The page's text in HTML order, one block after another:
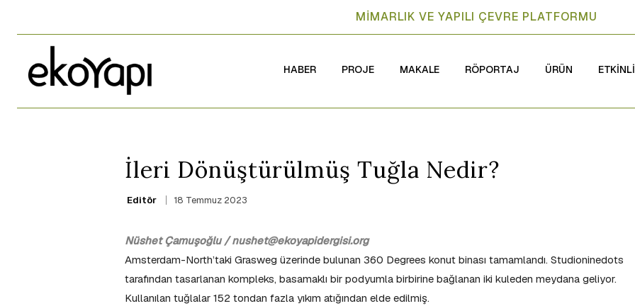
MİMARLIK VE YAPILI ÇEVRE PLATFORMU
HABER PROJE MAKALE RÖPORTAJ ÜRÜN
İleri Dönüştürülmüş Tuğla Nedir?
Editör 18 Temmuz 2023
Nüshet Çamuşoğlu / nushet@ekoyapidergisi.org
Amsterdam-North’taki Grasweg üzerinde bulunan 360 Degrees konut binası tamamlandı. Studioninedots
tarafından tasarlanan kompleks, basamaklı bir podyumla birbirine bağlanan iki kuleden meydana geliyor.
Kullanılan tuğlalar 152 tondan fazla yıkım atığından elde edilmiş.